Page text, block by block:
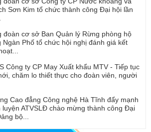
Sơn Kim tổ chức thành công Đại hội lần
đoàn cơ sở Ban Quản lý Rừng phòng hộ
Ngàn Phố tổ chức hội nghị đánh giá kết
Công ty CP May Xuất khẩu MTV - Tiếp tục
chăm lo thiết thực cho đoàn viên, người
Cao đẳng Công nghệ Hà Tĩnh đẩy mạnh
luyện ATVSLĐ chào mừng thành công Đại
bộ...